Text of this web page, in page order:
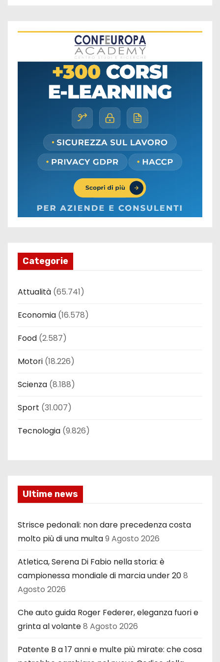
Categorie
Attualità (65.741)
Economia (16.578)
Food (2.587)
Motori (18.226)
Scienza (8.188)
Sport (31.007)
Tecnologia (9.826)
Ultime news
Strisce pedonali: non dare precedenza costa
molto più di una multa9 Agosto 2026
Atletica, Serena Di Fabio nella storia: è
campionessa mondiale di marcia under 208
Agosto 2026
Che auto guida Roger Federer, eleganza fuori e
grinta al volante8 Agosto 2026
Patente B a 17 anni e multe più mirate: che cosa